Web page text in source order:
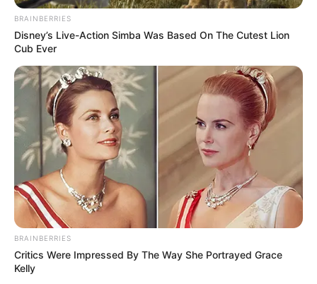
BRAINBERRIES
Disney’s Live-Action Simba Was Based On The Cutest Lion
Cub Ever
BRAINBERRIES
Critics Were Impressed By The Way She Portrayed Grace
Kelly